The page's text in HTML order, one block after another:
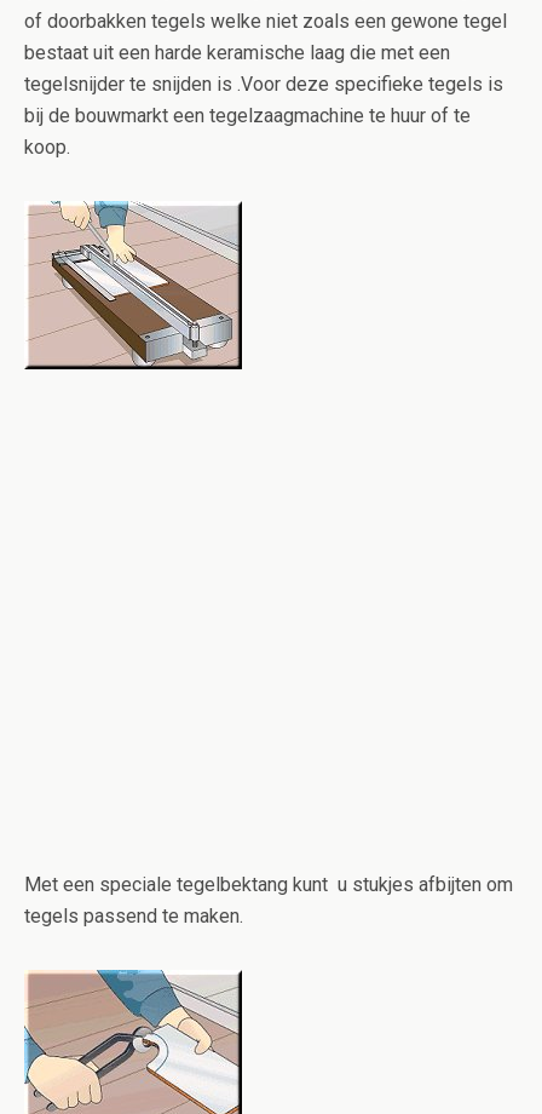
of doorbakken tegels welke niet zoals een gewone tegel
bestaat uit een harde keramische laag die met een
tegelsnijder te snijden is .Voor deze specifieke tegels is
bij de bouwmarkt een tegelzaagmachine te huur of te
koop.
Met een speciale tegelbektang kunt u stukjes afbijten om
tegels passend te maken.